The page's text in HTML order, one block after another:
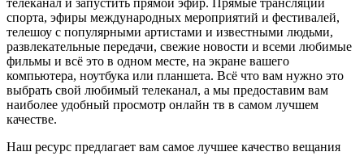
спорта, эфиры международных мероприятий и фестивалей,
телешоу с популярными артистами и известными людьми,
развлекательные передачи, свежие новости и всеми любимые
фильмы и всё это в одном месте, на экране вашего
компьютера, ноутбука или планшета. Всё что вам нужно это
выбрать свой любимый телеканал, а мы предоставим вам
наиболее удобный просмотр онлайн тв в самом лучшем
качестве.
Наш ресурс предлагает вам самое лучшее качество вещания